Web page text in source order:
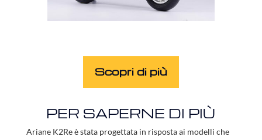
Scopri di più
PER SAPERNE DI PIÙ
Ariane K2Re è stata progettata in risposta ai modelli che